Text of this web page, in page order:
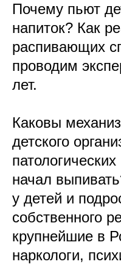
Почему пьют
напиток? Как
распивающих
проводим
лет.
Каковы
детского
начал
у детей и
собственного
крупнейшие в
наркологи,